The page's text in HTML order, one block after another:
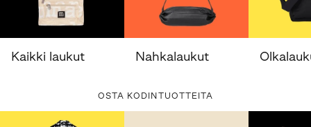
Kaikki laukut Nahkalaukut
OSTA KODINTUOTTEITA